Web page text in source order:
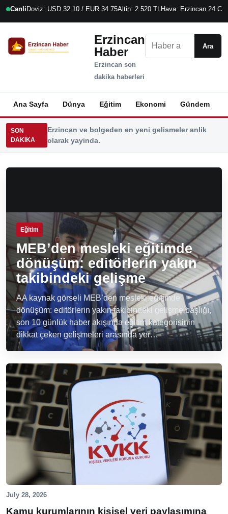
Canli Doviz: USD 32.10 / EUR 34.75Altin: 2.520 TLHava: Erzincan 24 C
Erzincan
Haber
Erzincan son
dakika haberleri
Ara
Ana Sayfa Dünya Eğitim Ekonomi Gündem
SON
DAKIKA
Erzincan ve bolgeden en yeni gelismeler anlik
olarak yayinda.
Eğitim
MEB’den mesleki eğitimde
dönüşüm: editörlerin yakın
takibindeki gelişme
AA kaynak görseli MEB’den mesleki eğitimde
dönüşüm: editörlerin yakın takibindeki gelişme başlığı,
son 10 günlük haber akışında eğitim kategorisinin
dikkat çeken gelişmeleri arasında yer…
July 28, 2026
Kamu kurumlarının kişisel veri paylaşımına